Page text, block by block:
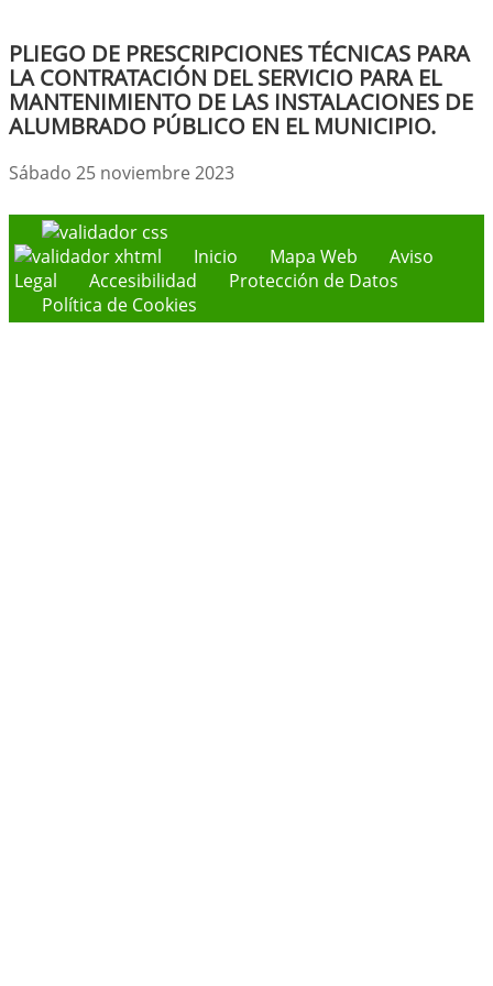
PLIEGO DE PRESCRIPCIONES TÉCNICAS PARA
LA CONTRATACIÓN DEL SERVICIO PARA EL
MANTENIMIENTO DE LAS INSTALACIONES DE
ALUMBRADO PÚBLICO EN EL MUNICIPIO.
Sábado 25 noviembre 2023
Inicio Mapa Web
Aviso
Legal
Accesibilidad
Protección de Datos
Política de Cookies